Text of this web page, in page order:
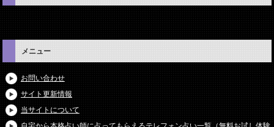
メニュー
お問い合わせ
サイト更新情報
当サイトについて